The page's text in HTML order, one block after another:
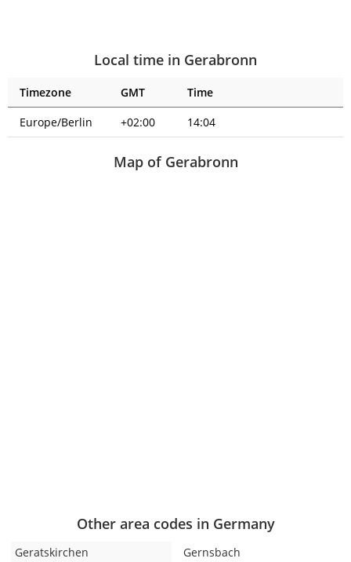
Local time in Gerabronn
Timezone GMT
Time
Europe/Berlin
+02:00 14:04
Map of Gerabronn
Other area codes in Germany
Geratskirchen Gernsbach